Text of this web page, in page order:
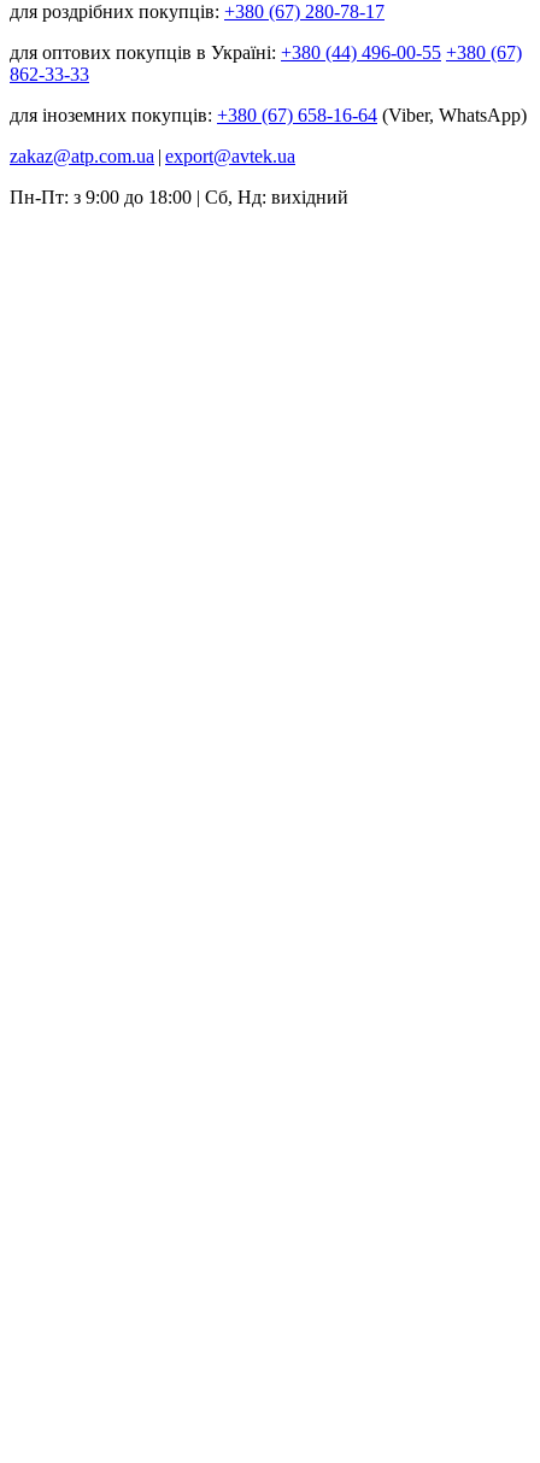
для роздрібних покупців: +380 (67) 280-78-17
для оптових покупців в Україні: +380 (44) 496-00-55 +380 (67)
862-33-33
для іноземних покупців: +380 (67) 658-16-64 (Viber, WhatsApp)
zakaz@atp.com.ua | export@avtek.ua
Пн-Пт: з 9:00 до 18:00 | Сб, Нд: вихідний